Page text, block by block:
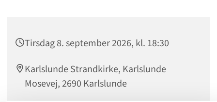
Tirsdag 8. september 2026, kl. 18:30
Karlslunde Strandkirke, Karlslunde
Mosevej, 2690 Karlslunde